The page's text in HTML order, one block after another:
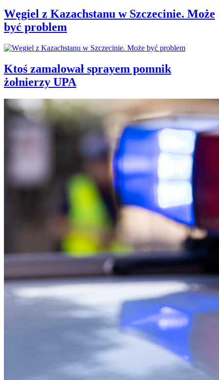
Węgiel z Kazachstanu w Szczecinie. Może
być problem
Ktoś zamalował sprayem pomnik
żołnierzy UPA